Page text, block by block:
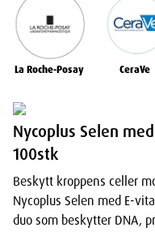
La Roche-Posay CeraVe
Nycoplus Selen
100stk
Beskytt kroppens celler
Nycoplus Selen med E-
duo som beskytter DNA,